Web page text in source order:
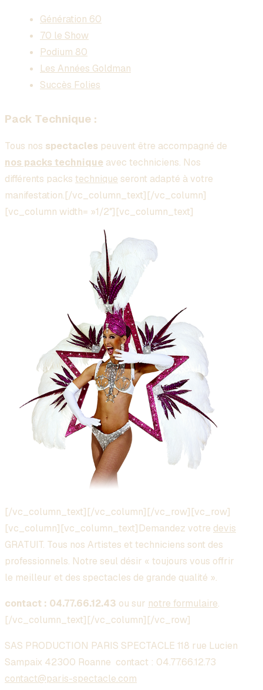
Génération 60
70 le Show
Podium 80
Les Années Goldman
Succès Folies
Pack Technique :
Tous nos spectacles peuvent être accompagné de
nos packs technique avec techniciens. Nos
différents packs technique seront adapté à votre
manifestation.[/vc_column_text][/vc_column]
[vc_column width= »1/2″][vc_column_text]
[/vc_column_text][/vc_column][/vc_row][vc_row]
[vc_column][vc_column_text]Demandez votre devis
GRATUIT. Tous nos Artistes et techniciens sont des
professionnels. Notre seul désir « toujours vous offrir
le meilleur et des spectacles de grande qualité ».
contact : 04.77.66.12.43 ou sur notre formulaire.
[/vc_column_text][/vc_column][/vc_row]
SAS PRODUCTION PARIS SPECTACLE 118 rue Lucien
Sampaix 42300 Roanne contact : 04.77.66.12.73
contact@paris-spectacle.com